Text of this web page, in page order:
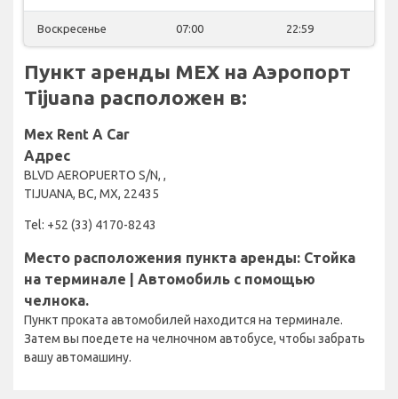
Воскресенье 07:00 22:59
Пункт аренды MEX на Аэропорт
Tijuana расположен в:
Mex Rent A Car
Адрес
BLVD AEROPUERTO S/N, ,
TIJUANA, BC, MX, 22435
Tel: +52 (33) 4170-8243
Место расположения пункта аренды: Стойка
на терминале | Автомобиль с помощью
челнока.
Пункт проката автомобилей находится на терминале.
Затем вы поедете на челночном автобусе, чтобы забрать
вашу автомашину.